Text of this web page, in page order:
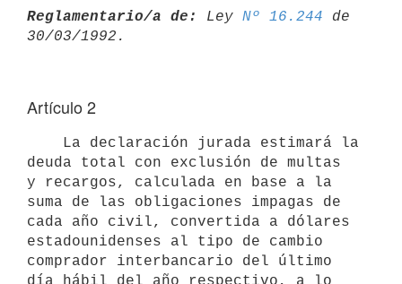
Reglamentario/a de: Ley Nº 16.244 de
Artículo 2
deuda total con exclusión de multas
y recargos, calculada en base a la
suma de las obligaciones impagas de
cada año civil, convertida a dólares
estadounidenses al tipo de cambio
comprador interbancario del último